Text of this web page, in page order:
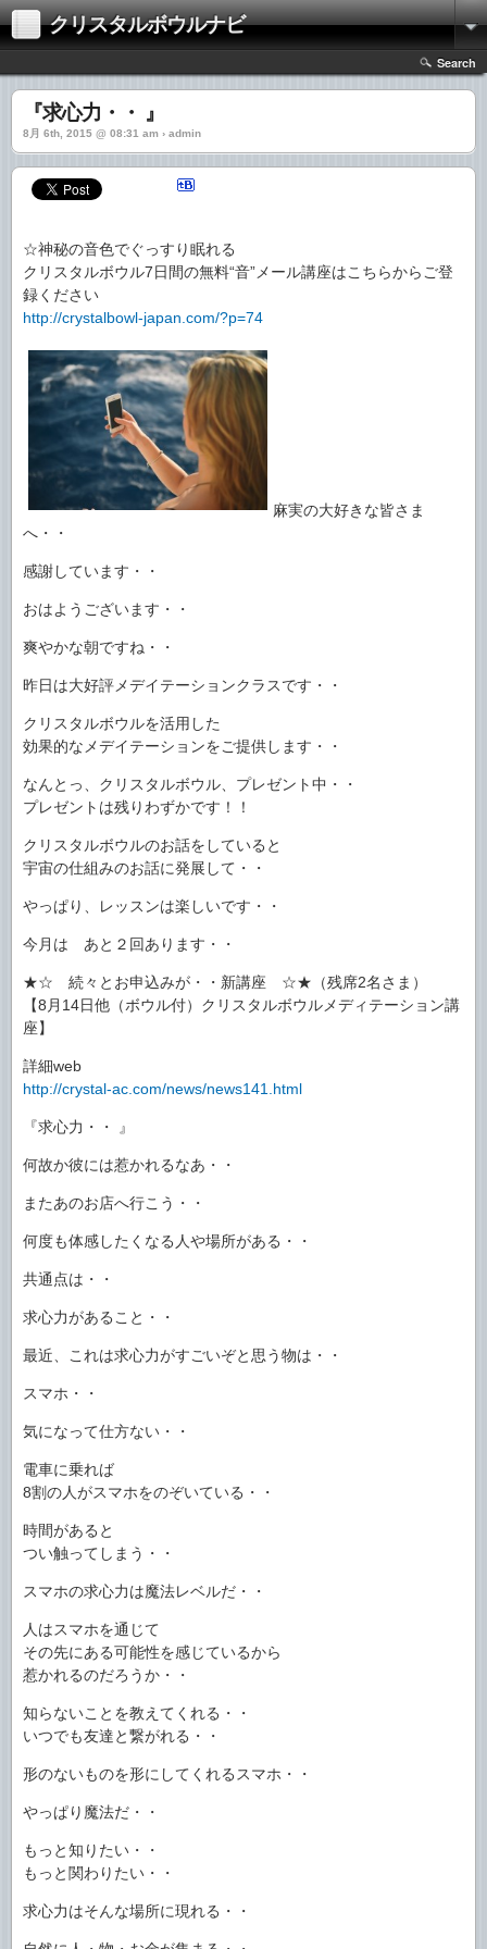
クリスタルボウルナビ
Search
『求心力・・ 』
8月 6th, 2015 @ 08:31 am › admin
☆神秘の音色でぐっすり眠れる
クリスタルボウル7日間の無料“音”メール講座はこちらからご登
録ください
http://crystalbowl-japan.com/?p=74
麻実の大好きな皆さま
へ・・
感謝しています・・
おはようございます・・
爽やかな朝ですね・・
昨日は大好評メデイテーションクラスです・・
クリスタルボウルを活用した
効果的なメデイテーションをご提供します・・
なんとっ、クリスタルボウル、プレゼント中・・
プレゼントは残りわずかです！！
クリスタルボウルのお話をしていると
宇宙の仕組みのお話に発展して・・
やっぱり、レッスンは楽しいです・・
今月は あと２回あります・・
★☆ 続々とお申込みが・・新講座 ☆★（残席2名さま）
【8月14日他（ボウル付）クリスタルボウルメディテーション講
座】
詳細web
http://crystal-ac.com/news/news141.html
『求心力・・ 』
何故か彼には惹かれるなあ・・
またあのお店へ行こう・・
何度も体感したくなる人や場所がある・・
共通点は・・
求心力があること・・
最近、これは求心力がすごいぞと思う物は・・
スマホ・・
気になって仕方ない・・
電車に乗れば
8割の人がスマホをのぞいている・・
時間があると
つい触ってしまう・・
スマホの求心力は魔法レベルだ・・
人はスマホを通じて
その先にある可能性を感じているから
惹かれるのだろうか・・
知らないことを教えてくれる・・
いつでも友達と繋がれる・・
形のないものを形にしてくれるスマホ・・
やっぱり魔法だ・・
もっと知りたい・・
もっと関わりたい・・
求心力はそんな場所に現れる・・